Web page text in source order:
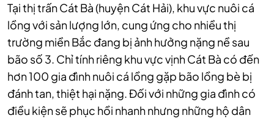
Tại thị trấn Cát Bà (huyện Cát Hải), khu vực nuôi cá
lồng với sản lượng lớn, cung ứng cho nhiều thị
trường miền Bắc đang bị ảnh hưởng nặng nề sau
bão số 3. Chỉ tính riêng khu vực vịnh Cát Bà có đến
hơn 100 gia đình nuôi cá lồng gặp bão lồng bè bị
đánh tan, thiệt hại nặng. Đối với những gia đình có
điều kiện sẽ phục hồi nhanh nhưng những hộ dân